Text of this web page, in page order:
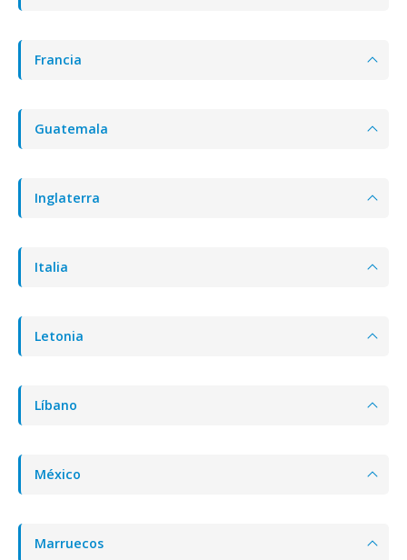
Francia
Guatemala
Inglaterra
Italia
Letonia
Líbano
México
Marruecos